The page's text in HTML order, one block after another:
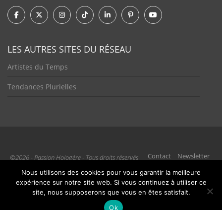
LES AUTRES SITES DU RÉSEAU
Artistes du Temps
Tendances Plurielles
©2026 - Passion Hologère - Tous droits réservés Contact Newsletter
Nous utilisons des cookies pour vous garantir la meilleure
expérience sur notre site web. Si vous continuez à utiliser ce
site, nous supposerons que vous en êtes satisfait.
Ok